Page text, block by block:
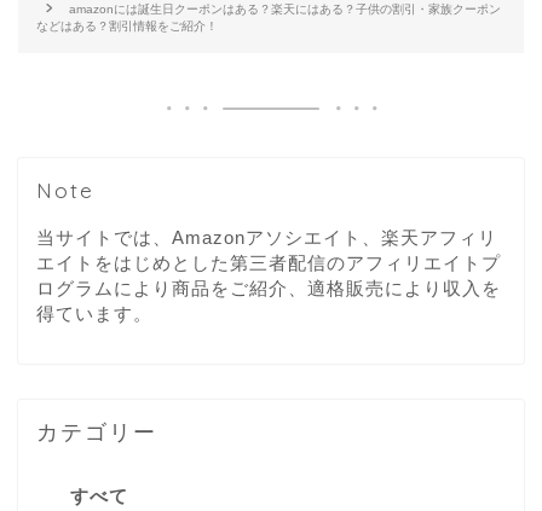
amazonには誕生日クーポンはある？楽天にはある？子供の割引・家族クーポン
などはある？割引情報をご紹介！
Note
当サイトでは、Amazonアソシエイト、楽天アフィリ
エイトをはじめとした第三者配信のアフィリエイトプ
ログラムにより商品をご紹介、適格販売により収入を
得ています。
カテゴリー
すべて